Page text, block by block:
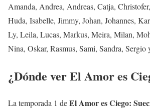
Amanda, Andrea, Andreas, Catja,
Huda, Isabelle, Jimmy, Johan, Johannes,
Ly, Leila, Lucas, Markus, Meira, Milan,
Nina, Oskar, Rasmus, Sami, Sandra,
¿Dónde ver El Amor es
La temporada 1 deEl Amor es Ciego: